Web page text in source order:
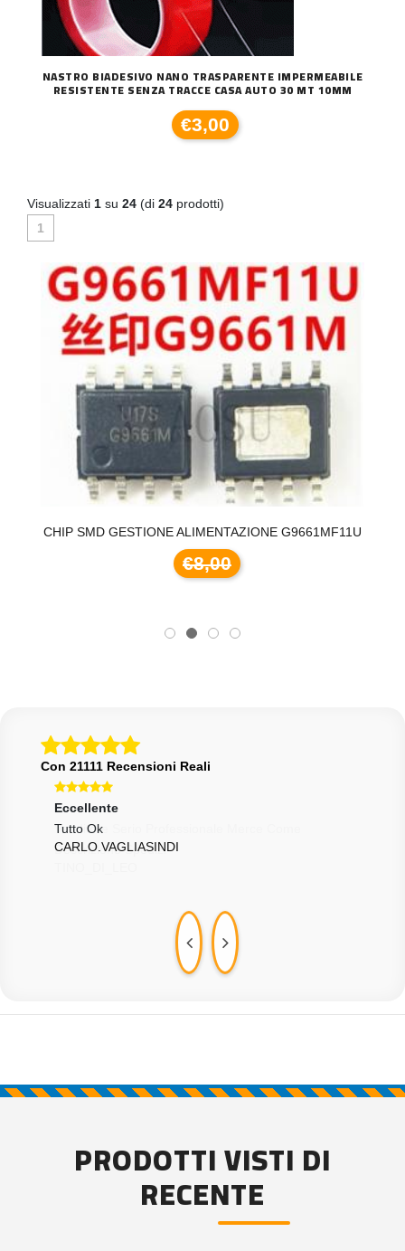
NASTRO BIADESIVO NANO TRASPARENTE IMPERMEABILE
RESISTENTE SENZA TRACCE CASA AUTO 30 MT 10MM
€3,00
Visualizzati 1 su 24 (di 24 prodotti)
1
CHIP SMD GESTIONE ALIMENTAZIONE G9661MF11U
€8,00
Con 21111 Recensioni Reali
Eccellente
Tutto Ok
CARLO.VAGLIASINDI
PRODOTTI VISTI DI
RECENTE